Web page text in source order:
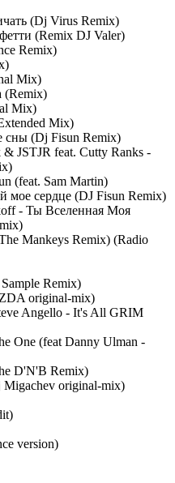
(Dj Virus Remix)
(Remix DJ Valer)
Remix)
Mix)
(Remix)
Mix)
Mix)
(Dj Fisun Remix)
JSTJR feat. Cutty Ranks -
(feat. Sam Martin)
мое сердце (DJ Fisun Remix)
- Ты Вселенная Моя
Mankeys Remix) (Radio
Remix)
original-mix)
Angello - It's All GRIM
One (feat Danny Ulman -
D'N'B Remix)
original-mix)
version)